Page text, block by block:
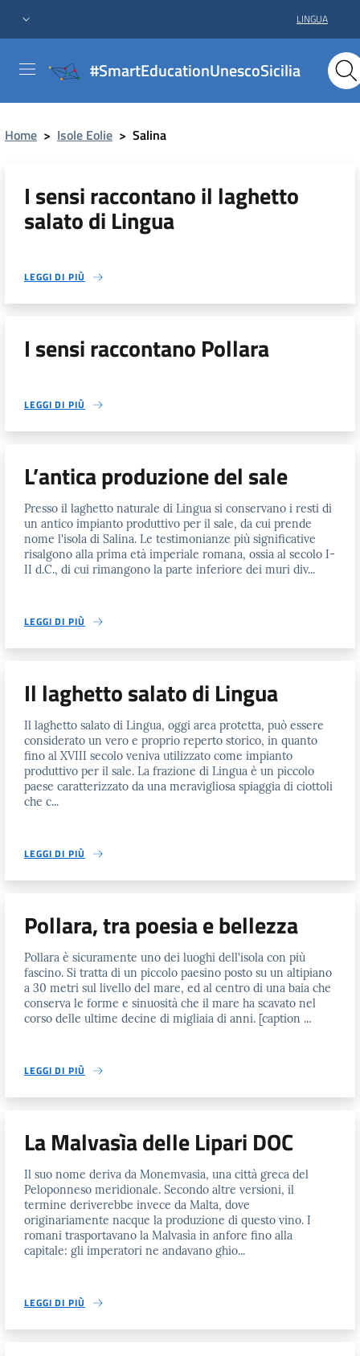
LINGUA
#SmartEducationUnescoSicilia
Home > Isole Eolie > Salina
I sensi raccontano il laghetto
salato di Lingua
LEGGI DI PIÙ
I sensi raccontano Pollara
LEGGI DI PIÙ
L’antica produzione del sale
Presso il laghetto naturale di Lingua si conservano i resti di
un antico impianto produttivo per il sale, da cui prende
nome l'isola di Salina. Le testimonianze più significative
risalgono alla prima età imperiale romana, ossia al secolo I-
II d.C., di cui rimangono la parte inferiore dei muri div...
LEGGI DI PIÙ
Il laghetto salato di Lingua
Il laghetto salato di Lingua, oggi area protetta, può essere
considerato un vero e proprio reperto storico, in quanto
fino al XVIII secolo veniva utilizzato come impianto
produttivo per il sale. La frazione di Lingua è un piccolo
paese caratterizzato da una meravigliosa spiaggia di ciottoli
che c...
LEGGI DI PIÙ
Pollara, tra poesia e bellezza
Pollara è sicuramente uno dei luoghi dell'isola con più
fascino. Si tratta di un piccolo paesino posto su un altipiano
a 30 metri sul livello del mare, ed al centro di una baia che
conserva le forme e sinuosità che il mare ha scavato nel
corso delle ultime decine di migliaia di anni. [caption ...
LEGGI DI PIÙ
La Malvasìa delle Lipari DOC
Il suo nome deriva da Monemvasia, una città greca del
Peloponneso meridionale. Secondo altre versioni, il
termine deriverebbe invece da Malta, dove
originariamente nacque la produzione di questo vino. I
romani trasportavano la Malvasìa in anfore fino alla
capitale: gli imperatori ne andavano ghio...
LEGGI DI PIÙ